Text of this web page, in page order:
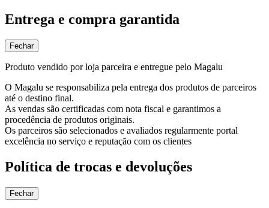
Entrega e compra garantida
Fechar
Produto vendido por loja parceira e entregue pelo Magalu
O Magalu se responsabiliza pela entrega dos produtos de parceiros
até o destino final.
As vendas são certificadas com nota fiscal e garantimos a
procedência de produtos originais.
Os parceiros são selecionados e avaliados regularmente portal
excelência no serviço e reputação com os clientes
Política de trocas e devoluções
Fechar